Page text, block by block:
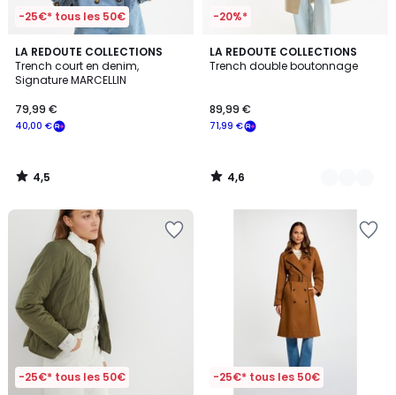
-25€* tous les 50€
LA REDOUTE COLLECTIONS
Trench court en denim,
Signature MARCELLIN
40,00 €
79,99 €
4,5
/ 5
4,5
/
-20%*
LA REDOUTE COLLECTIONS
Trench double boutonnage
71,99 €
89,99 €
4,6
/ 5
2
Couleurs
4,6
/
-25€* tous les 50€ -25€* tous les 50€